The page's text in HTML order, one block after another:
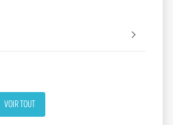
VOIR TOUT